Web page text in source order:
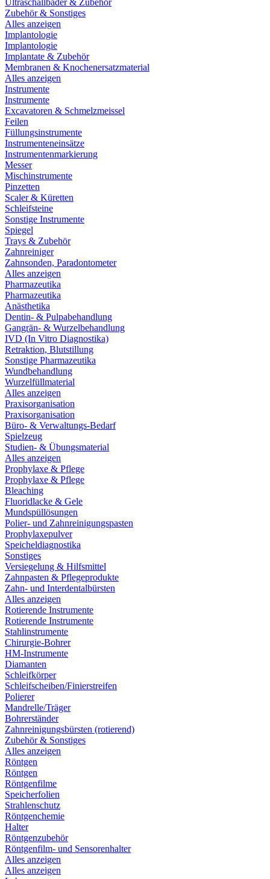
Ultraschallbäder & Zubehör
Zubehör & Sonstiges
Alles anzeigen
Implantologie
Implantologie
Implantate & Zubehör
Membranen & Knochenersatzmaterial
Alles anzeigen
Instrumente
Instrumente
Excavatoren & Schmelzmeissel
Feilen
Füllungsinstrumente
Instrumenteneinsätze
Instrumentenmarkierung
Messer
Mischinstrumente
Pinzetten
Scaler & Küretten
Schleifsteine
Sonstige Instrumente
Spiegel
Trays & Zubehör
Zahnreiniger
Zahnsonden, Paradontometer
Alles anzeigen
Pharmazeutika
Pharmazeutika
Anästhetika
Dentin- & Pulpabehandlung
Gangrän- & Wurzelbehandlung
IVD (In Vitro Diagnostika)
Retraktion, Blutstillung
Sonstige Pharmazeutika
Wundbehandlung
Wurzelfüllmaterial
Alles anzeigen
Praxisorganisation
Praxisorganisation
Büro- & Verwaltungs-Bedarf
Spielzeug
Studien- & Übungsmaterial
Alles anzeigen
Prophylaxe & Pflege
Prophylaxe & Pflege
Bleaching
Fluoridlacke & Gele
Mundspüllösungen
Polier- und Zahnreinigungspasten
Prophylaxepulver
Speicheldiagnostika
Sonstiges
Versiegelung & Hilfsmittel
Zahnpasten & Pflegeprodukte
Zahn- und Interdentalbürsten
Alles anzeigen
Rotierende Instrumente
Rotierende Instrumente
Stahlinstrumente
Chirurgie-Bohrer
HM-Instrumente
Diamanten
Schleifkörper
Schleifscheiben/Finierstreifen
Polierer
Mandrelle/Träger
Bohrerständer
Zahnreinigungsbürsten (rotierend)
Zubehör & Sonstiges
Alles anzeigen
Röntgen
Röntgen
Röntgenfilme
Speicherfolien
Strahlenschutz
Röntgenchemie
Halter
Röntgenzubehör
Röntgenfilm- und Sensorenhalter
Alles anzeigen
Alles anzeigen